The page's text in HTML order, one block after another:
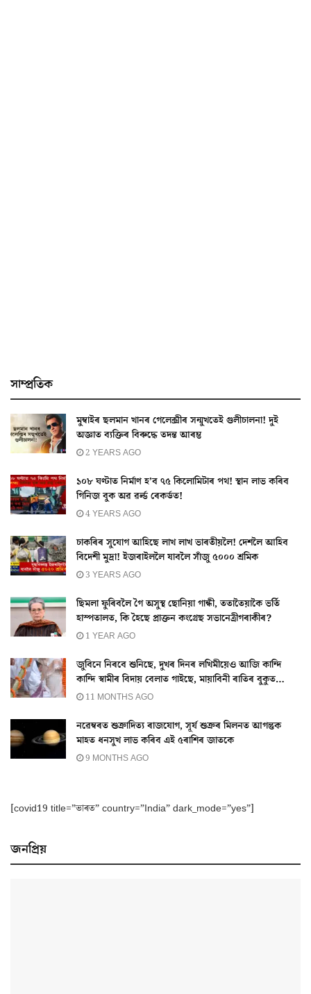
সাম্প্ৰতিক
মুম্বাইৰ ছলমান খানৰ গেলেক্সীৰ সন্মুখতেই গুলীচালনা! দুই
অজ্ঞাত ব্যক্তিৰ বিৰুদ্ধে তদন্ত আৰম্ভ
2 YEARS AGO
১০৮ ঘণ্টাত নিৰ্মাণ হ’ব ৭৫ কিলোমিটাৰ পথ! স্থান লাভ কৰিব
গিনিজ বুক অৱ ৱৰ্ল্ড ৰেকৰ্ডত!
4 YEARS AGO
চাকৰিৰ সুযোগ আহিছে লাখ লাখ ভাৰতীয়লৈ! দেশলৈ আহিব
বিদেশী মুদ্ৰা! ইজৰাইললৈ যাবলৈ সাঁজু ৫০০০ শ্ৰমিক
3 YEARS AGO
ছিমলা ফুৰিবলৈ গৈ অসুস্থ ছোনিয়া গান্ধী, ততাতৈয়াকৈ ভৰ্তি
হাস্পতালত, কি হৈছে প্ৰাক্তন কংগ্ৰেছ সভানেত্ৰীগৰাকীৰ?
1 YEAR AGO
জুবিনে নিৰবে শুনিছে, দুখৰ দিনৰ লখিমীয়েও আজি কান্দি
কান্দি স্বামীৰ বিদায় বেলাত গাইছে, মায়াবিনী ৰাতিৰ বুকুত…
11 MONTHS AGO
নৱেম্বৰত শুক্ৰাদিত্য ৰাজযোগ, সূৰ্য শুক্ৰৰ মিলনত আগন্তুক
মাহত ধনসুখ লাভ কৰিব এই ৫ৰাশিৰ জাতকে
9 MONTHS AGO
[covid19 title=”ভাৰত” country=”India” dark_mode=”yes”]
জনপ্ৰিয়